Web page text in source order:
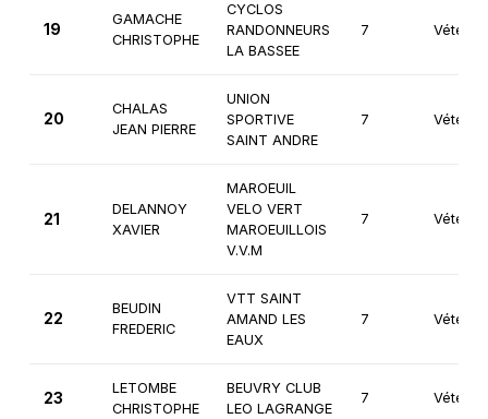
19
GAMACHE
CHRISTOPHE
CYCLOS
RANDONNEURS
LA BASSEE
7
20
CHALAS
JEAN PIERRE
UNION
SPORTIVE
SAINT ANDRE
7
21
DELANNOY
XAVIER
MAROEUIL
VELO VERT
MAROEUILLOIS
V.V.M
7
22
BEUDIN
FREDERIC
VTT SAINT
AMAND LES
EAUX
7
23
LETOMBE
CHRISTOPHE
BEUVRY CLUB
LEO LAGRANGE
7